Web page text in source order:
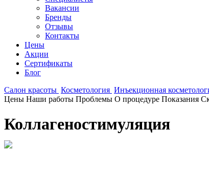
Вакансии
Бренды
Отзывы
Контакты
Цены
Акции
Сертификаты
Блог
Салон красоты Косметология Инъекционная
Цены Наши работы Проблемы О процедуре Показания
Коллагеностимуляция